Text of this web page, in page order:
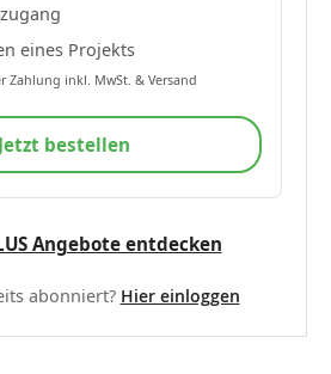
eines Projekts
Zahlung inkl. MwSt. & Versand
Jetzt bestellen
Angebote entdecken
abonniert? Hier einloggen